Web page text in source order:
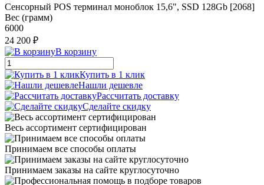
Сенсорный POS терминал моноблок 15,6", SSD 128Gb [2068]
Вес (грамм)
6000
24 200 ₽
В корзину
Купить в 1 клик
Нашли дешевле
Рассчитать доставку
Сделайте скидку
Весь ассортимент сертифицирован
Принимаем все способы оплаты
Принимаем заказы на сайте круглосуточно